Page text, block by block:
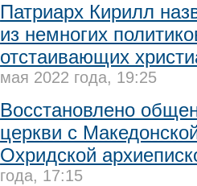
Патриарх Кирилл
из немногих
отстаивающих
мая 2022 года, 19:25
Восстановлено
церкви с
Охридской
года, 17:15